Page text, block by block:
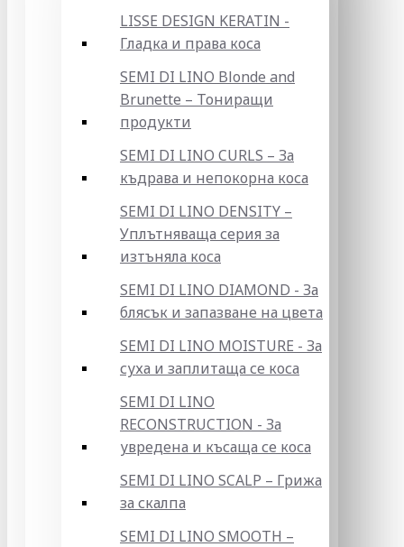
LISSE DESIGN KERATIN -
Гладка и права коса
SEMI DI LINO Blonde and
Brunette – Тониращи
продукти
SEMI DI LINO CURLS – За
къдрава и непокорна коса
SEMI DI LINO DENSITY –
Уплътняваща серия за
изтъняла коса
SEMI DI LINO DIAMOND - За
блясък и запазване на цвета
SEMI DI LINO MOISTURE - За
суха и заплитаща се коса
SEMI DI LINO
RECONSTRUCTION - За
увредена и късаща се коса
SEMI DI LINO SCALP – Грижа
за скалпа
SEMI DI LINO SMOOTH –